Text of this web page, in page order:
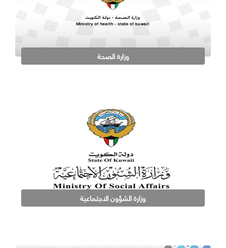
وزارة الصحة
وزارة الشؤون الاجتماعية